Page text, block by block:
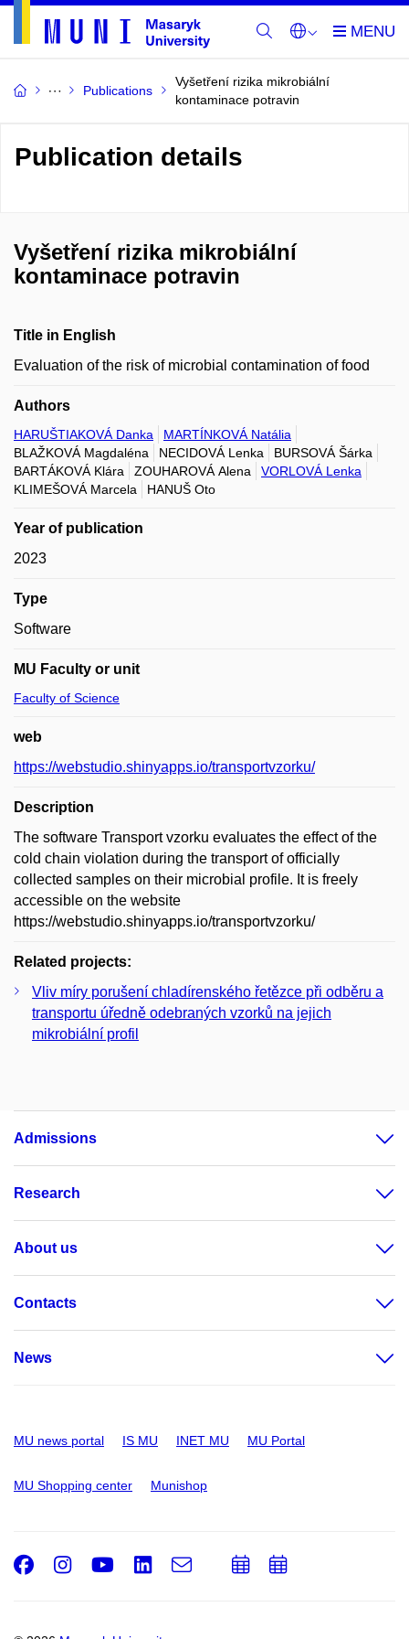
Publications
Vyšetření rizika mikrobiální
kontaminace potravin
Publication details
Vyšetření rizika mikrobiální
kontaminace potravin
Title in English
Evaluation of the risk of microbial contamination of food
Authors
HARUŠTIAKOVÁ Danka
MARTÍNKOVÁ Natália
BLAŽKOVÁ Magdaléna
NECIDOVÁ Lenka
BURSOVÁ Šárka
BARTÁKOVÁ Klára
ZOUHAROVÁ Alena
VORLOVÁ Lenka
KLIMEŠOVÁ Marcela
HANUŠ Oto
Year of publication
2023
Type
Software
MU Faculty or unit
Faculty of Science
web
https://webstudio.shinyapps.io/transportvzorku/
Description
The software Transport vzorku evaluates the effect of the
cold chain violation during the transport of officially
collected samples on their microbial profile. It is freely
accessible on the website
https://webstudio.shinyapps.io/transportvzorku/
Related projects:
Vliv míry porušení chladírenského řetězce při odběru a
transportu úředně odebraných vzorků na jejich
mikrobiální profil
Admissions
Research
About us
Contacts
News
MU news portal IS MU INET MU MU Portal
MU Shopping center Munishop
Facebook
Instagram
Youtube
LinkedIn
e-
AddAdd